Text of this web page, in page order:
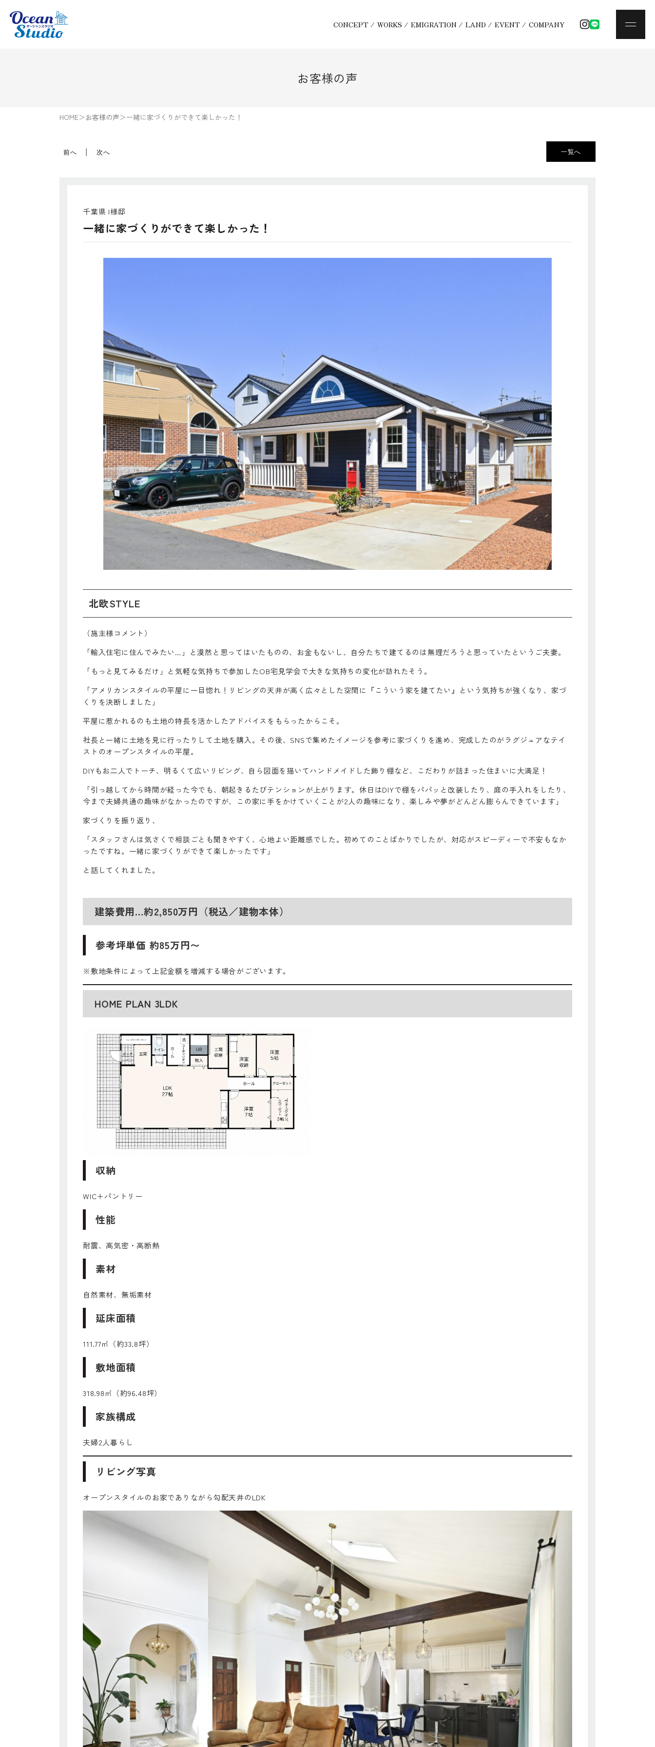
CONCEPT / WORKS / EMIGRATION / LAND / EVENT / COMPANY
お客様の声
HOME＞ お客様の声＞一緒に家づくりができて楽しかった！
一覧へ
前へ 次へ
千葉県 I様邸
一緒に家づくりができて楽しかった！
北欧STYLE
（施主様コメント）
「輸入住宅に住んでみたい…」と漠然と思ってはいたものの、お金もないし、自分たちで建てるのは無理だろうと思っていたというご夫妻。
「もっと見てみるだけ」と気軽な気持ちで参加したOB宅見学会で大きな気持ちの変化が訪れたそう。
「アメリカンスタイルの平屋に一目惚れ！リビングの天井が高く広々とした空間に『こういう家を建てたい』という気持ちが強くなり、家づ
くりを決断しました」
平屋に惹かれるのも土地の特長を活かしたアドバイスをもらったからこそ。
社長と一緒に土地を見に行ったりして土地を購入。その後、SNSで集めたイメージを参考に家づくりを進め、完成したのがラグジュアなテイ
ストのオープンスタイルの平屋。
DIYもお二人でトーチ、明るくて広いリビング、自ら図面を描いてハンドメイドした飾り棚など、こだわりが詰まった住まいに大満足！
「引っ越してから時間が経った今でも、朝起きるたびテンションが上がります。休日はDIYで棚をパパッと改装したり、庭の手入れをしたり、
今まで夫婦共通の趣味がなかったのですが、この家に手をかけていくことが2人の趣味になり、楽しみや夢がどんどん膨らんできています」
家づくりを振り返り、
「スタッフさんは気さくで相談ごとも聞きやすく、心地よい距離感でした。初めてのことばかりでしたが、対応がスピーディーで不安もなか
ったですね。一緒に家づくりができて楽しかったです」
と話してくれました。
建築費用…約2,850万円（税込／建物本体）
参考坪単価 約85万円〜
※敷地条件によって上記金額を増減する場合がございます。
HOME PLAN 3LDK
収納
WIC＋パントリー
性能
耐震、高気密・高断熱
素材
自然素材、無垢素材
延床面積
111.77㎡（約33.8坪）
敷地面積
318.98㎡（約96.48坪）
家族構成
夫婦2人暮らし
リビング写真
オープンスタイルのお家でありながら勾配天井のLDK